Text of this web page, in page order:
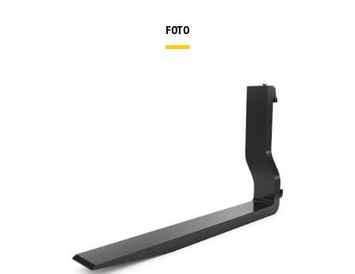
FOTO